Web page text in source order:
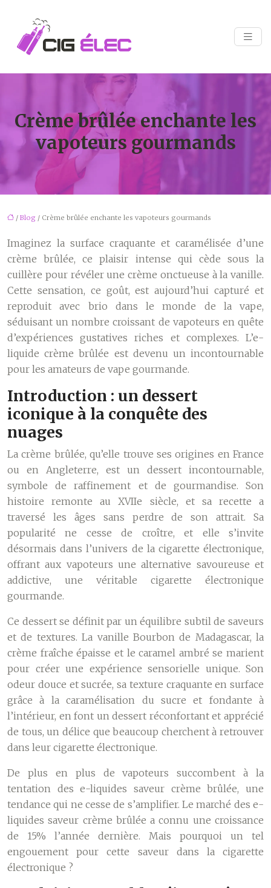
Crème brûlée enchante les
vapoteurs gourmands
/ Blog / Crème brûlée enchante les vapoteurs gourmands
Imaginez la surface craquante et caramélisée d’une
crème brûlée, ce plaisir intense qui cède sous la
cuillère pour révéler une crème onctueuse à la vanille.
Cette sensation, ce goût, est aujourd’hui capturé et
reproduit avec brio dans le monde de la vape,
séduisant un nombre croissant de vapoteurs en quête
d’expériences gustatives riches et complexes. L’e-
liquide crème brûlée est devenu un incontournable
pour les amateurs de vape gourmande.
Introduction : un dessert
iconique à la conquête des
nuages
La crème brûlée, qu’elle trouve ses origines en France
ou en Angleterre, est un dessert incontournable,
symbole de raffinement et de gourmandise. Son
histoire remonte au XVIIe siècle, et sa recette a
traversé les âges sans perdre de son attrait. Sa
popularité ne cesse de croître, et elle s’invite
désormais dans l’univers de la cigarette électronique,
offrant aux vapoteurs une alternative savoureuse et
addictive, une véritable cigarette électronique
gourmande.
Ce dessert se définit par un équilibre subtil de saveurs
et de textures. La vanille Bourbon de Madagascar, la
crème fraîche épaisse et le caramel ambré se marient
pour créer une expérience sensorielle unique. Son
odeur douce et sucrée, sa texture craquante en surface
grâce à la caramélisation du sucre et fondante à
l’intérieur, en font un dessert réconfortant et apprécié
de tous, un délice que beaucoup cherchent à retrouver
dans leur cigarette électronique.
De plus en plus de vapoteurs succombent à la
tentation des e-liquides saveur crème brûlée, une
tendance qui ne cesse de s’amplifier. Le marché des e-
liquides saveur crème brûlée a connu une croissance
de 15% l’année dernière. Mais pourquoi un tel
engouement pour cette saveur dans la cigarette
électronique ?